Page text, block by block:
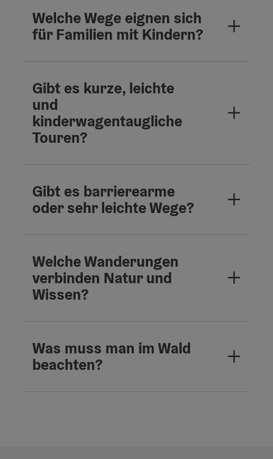
Welche Wege eignen sich
für Familien mit Kindern?
Gibt es kurze, leichte
und
kinderwagentaugliche
Touren?
Gibt es barrierearme
oder sehr leichte Wege?
Welche Wanderungen
verbinden Natur und
Wissen?
Was muss man im Wald
beachten?